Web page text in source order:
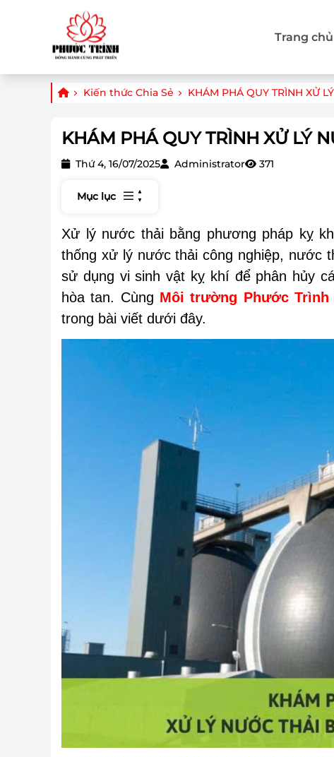
Trang chủ
Kiến thức Chia Sẻ KHÁM PHÁ QUY TRÌNH XỬ
KHÁM PHÁ QUY TRÌNH XỬ LÝ
Thứ 4, 16/07/2025 Administrator 371
Mục lục
Xử lý nước thải bằng phương pháp kỵ
thống xử lý nước thải công nghiệp, nước
sử dụng vi sinh vật kỵ khí để phân hủy
hòa tan. Cùng Môi trường Phước Trình
trong bài viết dưới đây.